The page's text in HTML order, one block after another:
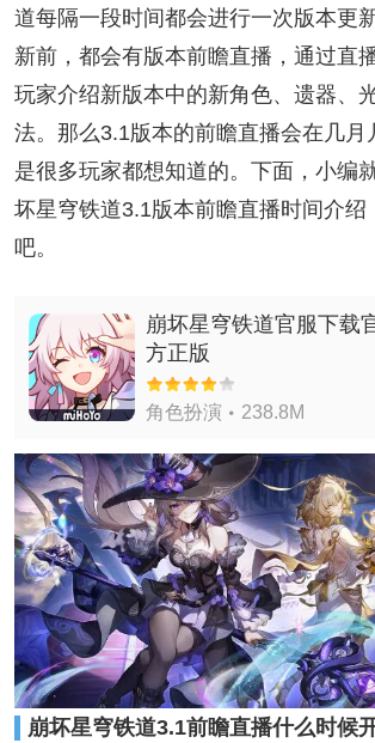
道每隔一段时间都会进行一次版本更
新前，都会有版本前瞻直播，通过直
玩家介绍新版本中的新角色、遗器、
法。那么3.1版本的前瞻直播会在几月
是很多玩家都想知道的。下面，小编
坏星穹铁道3.1版本前瞻直播时间介绍
吧。
崩坏星穹铁道官服下载
方正版
角色扮演 238.8M
崩坏星穹铁道3.1前瞻直播什么时候